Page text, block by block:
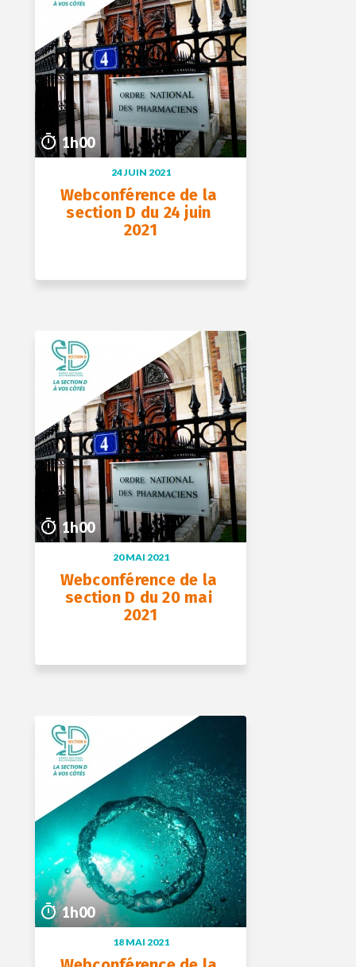
09 sept. 2021
1h00
1h00
24 JUIN 2021
Webconférence de la
section D du 24 juin
2021
24 juin 2021
1h00
1h00
20 MAI 2021
Webconférence de la
section D du 20 mai
2021
20 mai 2021
1h00
1h00
18 MAI 2021